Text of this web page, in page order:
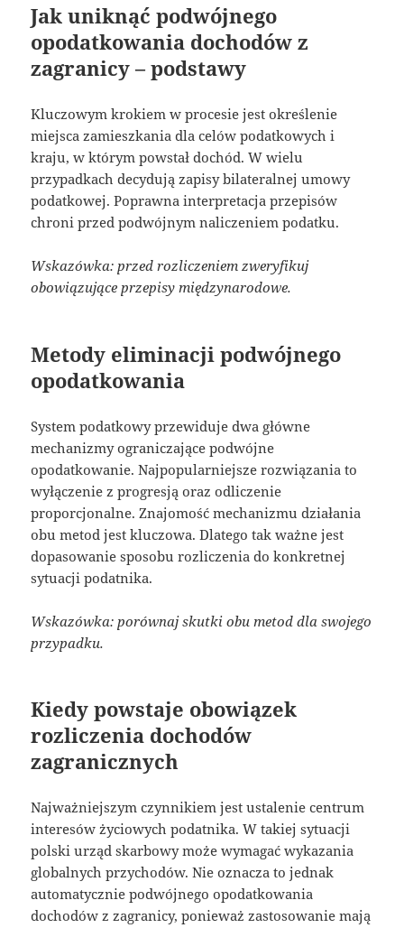
Jak uniknąć podwójnego
opodatkowania dochodów z
zagranicy – podstawy
Kluczowym krokiem w procesie jest określenie
miejsca zamieszkania dla celów podatkowych i
kraju, w którym powstał dochód. W wielu
przypadkach decydują zapisy bilateralnej umowy
podatkowej. Poprawna interpretacja przepisów
chroni przed podwójnym naliczeniem podatku.
Wskazówka: przed rozliczeniem zweryfikuj
obowiązujące przepisy międzynarodowe.
Metody eliminacji podwójnego
opodatkowania
System podatkowy przewiduje dwa główne
mechanizmy ograniczające podwójne
opodatkowanie. Najpopularniejsze rozwiązania to
wyłączenie z progresją oraz odliczenie
proporcjonalne. Znajomość mechanizmu działania
obu metod jest kluczowa. Dlatego tak ważne jest
dopasowanie sposobu rozliczenia do konkretnej
sytuacji podatnika.
Wskazówka: porównaj skutki obu metod dla swojego
przypadku.
Kiedy powstaje obowiązek
rozliczenia dochodów
zagranicznych
Najważniejszym czynnikiem jest ustalenie centrum
interesów życiowych podatnika. W takiej sytuacji
polski urząd skarbowy może wymagać wykazania
globalnych przychodów. Nie oznacza to jednak
automatycznie podwójnego opodatkowania
dochodów z zagranicy, ponieważ zastosowanie mają